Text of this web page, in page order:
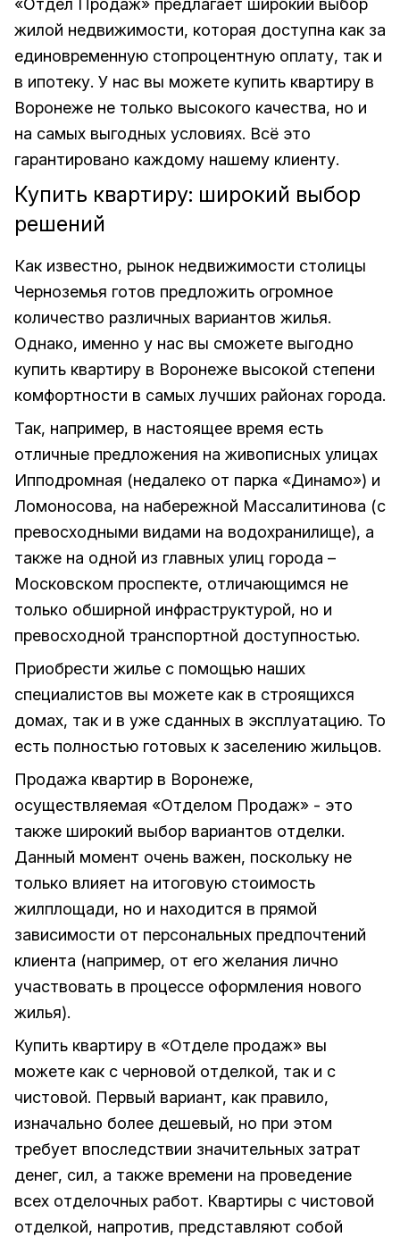
«Отдел Продаж» предлагает широкий выбор
жилой недвижимости, которая доступна как за
единовременную стопроцентную оплату, так и
в ипотеку. У нас вы можете купить квартиру в
Воронеже не только высокого качества, но и
на самых выгодных условиях. Всё это
гарантировано каждому нашему клиенту.
Купить квартиру: широкий выбор
решений
Как известно, рынок недвижимости столицы
Черноземья готов предложить огромное
количество различных вариантов жилья.
Однако, именно у нас вы сможете выгодно
купить квартиру в Воронеже высокой степени
комфортности в самых лучших районах города.
Так, например, в настоящее время есть
отличные предложения на живописных улицах
Ипподромная (недалеко от парка «Динамо») и
Ломоносова, на набережной Массалитинова (с
превосходными видами на водохранилище), а
также на одной из главных улиц города –
Московском проспекте, отличающимся не
только обширной инфраструктурой, но и
превосходной транспортной доступностью.
Приобрести жилье с помощью наших
специалистов вы можете как в строящихся
домах, так и в уже сданных в эксплуатацию. То
есть полностью готовых к заселению жильцов.
Продажа квартир в Воронеже,
осуществляемая «Отделом Продаж» - это
также широкий выбор вариантов отделки.
Данный момент очень важен, поскольку не
только влияет на итоговую стоимость
жилплощади, но и находится в прямой
зависимости от персональных предпочтений
клиента (например, от его желания лично
участвовать в процессе оформления нового
жилья).
Купить квартиру в «Отделе продаж» вы
можете как с черновой отделкой, так и с
чистовой. Первый вариант, как правило,
изначально более дешевый, но при этом
требует впоследствии значительных затрат
денег, сил, а также времени на проведение
всех отделочных работ. Квартиры с чистовой
отделкой, напротив, представляют собой